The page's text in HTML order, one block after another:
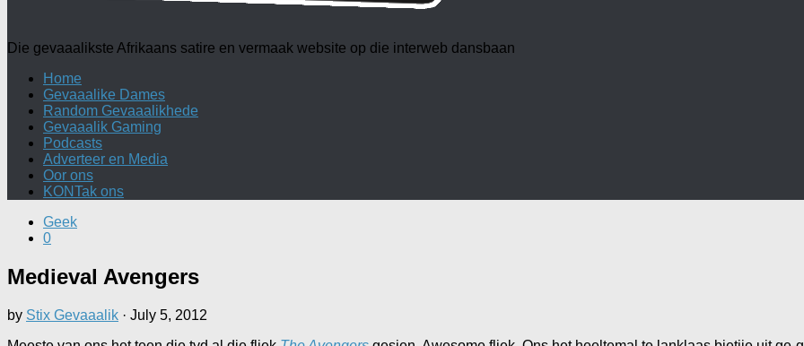
Die gevaaalikste Afrikaans satire en vermaak website op die interweb dansbaan
Home
Gevaaalike Dames
Random Gevaaalikhede
Gevaaalik Gaming
Podcasts
Adverteer en Media
Oor ons
KONTak ons
Geek
0
Medieval Avengers
by Stix Gevaaalik · July 5, 2012